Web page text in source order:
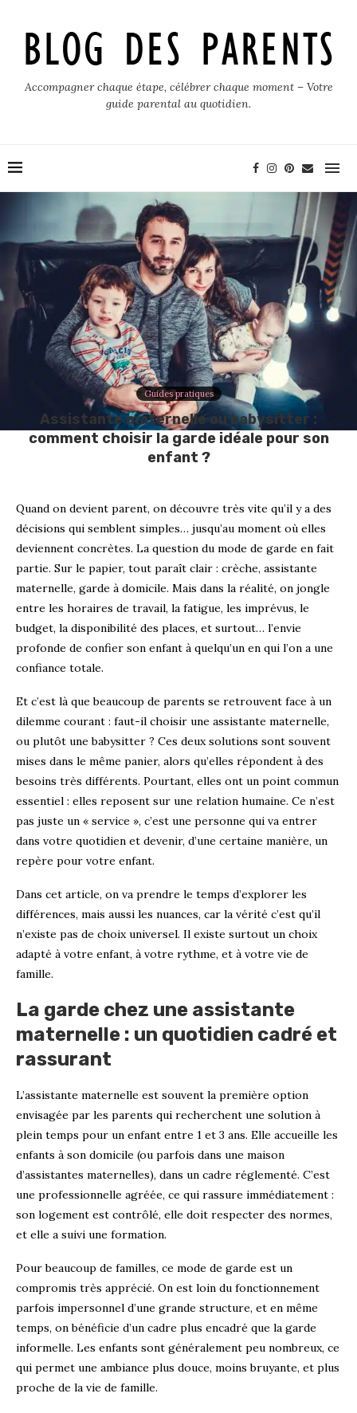
Accompagner chaque étape, célébrer chaque moment – Votre
guide parental au quotidien.
Guides pratiques
Assistante maternelle ou babysitter :
comment choisir la garde idéale pour son
enfant ?
Quand on devient parent, on découvre très vite qu’il y a des
décisions qui semblent simples… jusqu’au moment où elles
deviennent concrètes. La question du mode de garde en fait
partie. Sur le papier, tout paraît clair : crèche, assistante
maternelle, garde à domicile. Mais dans la réalité, on jongle
entre les horaires de travail, la fatigue, les imprévus, le
budget, la disponibilité des places, et surtout… l’envie
profonde de confier son enfant à quelqu’un en qui l’on a une
confiance totale.
Et c’est là que beaucoup de parents se retrouvent face à un
dilemme courant : faut-il choisir une assistante maternelle,
ou plutôt une babysitter ? Ces deux solutions sont souvent
mises dans le même panier, alors qu’elles répondent à des
besoins très différents. Pourtant, elles ont un point commun
essentiel : elles reposent sur une relation humaine. Ce n’est
pas juste un « service », c’est une personne qui va entrer
dans votre quotidien et devenir, d’une certaine manière, un
repère pour votre enfant.
Dans cet article, on va prendre le temps d’explorer les
différences, mais aussi les nuances, car la vérité c’est qu’il
n’existe pas de choix universel. Il existe surtout un choix
adapté à votre enfant, à votre rythme, et à votre vie de
famille.
La garde chez une assistante
maternelle : un quotidien cadré et
rassurant
L’assistante maternelle est souvent la première option
envisagée par les parents qui recherchent une solution à
plein temps pour un enfant entre 1 et 3 ans. Elle accueille les
enfants à son domicile (ou parfois dans une maison
d’assistantes maternelles), dans un cadre réglementé. C’est
une professionnelle agréée, ce qui rassure immédiatement :
son logement est contrôlé, elle doit respecter des normes,
et elle a suivi une formation.
Pour beaucoup de familles, ce mode de garde est un
compromis très apprécié. On est loin du fonctionnement
parfois impersonnel d’une grande structure, et en même
temps, on bénéficie d’un cadre plus encadré que la garde
informelle. Les enfants sont généralement peu nombreux, ce
qui permet une ambiance plus douce, moins bruyante, et plus
proche de la vie de famille.